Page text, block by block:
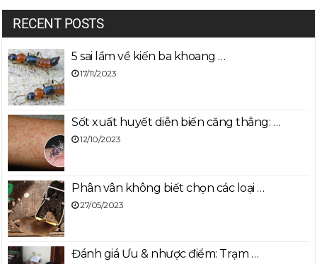
RECENT POSTS
5 sai lầm về kiến ba khoang …
17/11/2023
Sốt xuất huyết diễn biến căng thẳng: …
12/10/2023
Phân vân không biết chọn các loại …
27/05/2023
Đánh giá Ưu & nhược điểm: Trạm …